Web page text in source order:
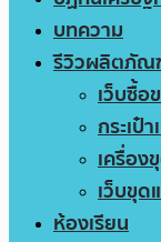
บทความ
รีวิวผลิตภัณ
เว็บซื้อ
กระเป๋
เครื่อง
เว็บขุด
ห้องเรียน